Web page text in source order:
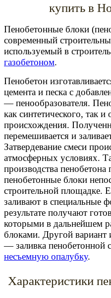
купить в
Пенобетонные блоки
современный
используемый в
газобетоном.
Пенобетон
цемента и песка с
— пенообразователя.
как синтетического, так и
происхождения.
перемешивается и
Затвердевание смеси
атмосферных условиях.
производства пенобетона
пенобетонные блоки
строительной площадке.
заливают в специальные
результате получают
которыми в дальнейшем
блоками. Другой вариант
— заливка пенобетонной
несъемную опалубку.
Характеристики